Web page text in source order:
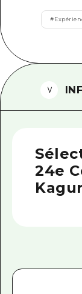
#
24e